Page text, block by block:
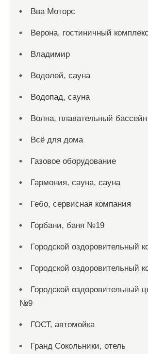
Вва Моторс
Верона, гостиничный комплекс
Владимир
Водолей, сауна
Водопад, сауна
Волна, плавательный бассейн
Всё для дома
Газовое оборудование
Гармония, сауна, сауна
Гебо, сервисная компания
Горбани, баня №19
Городской оздоровительный
Городской оздоровительный
Городской оздоровительный
№9
ГОСТ, автомойка
Гранд Сокольники, отель